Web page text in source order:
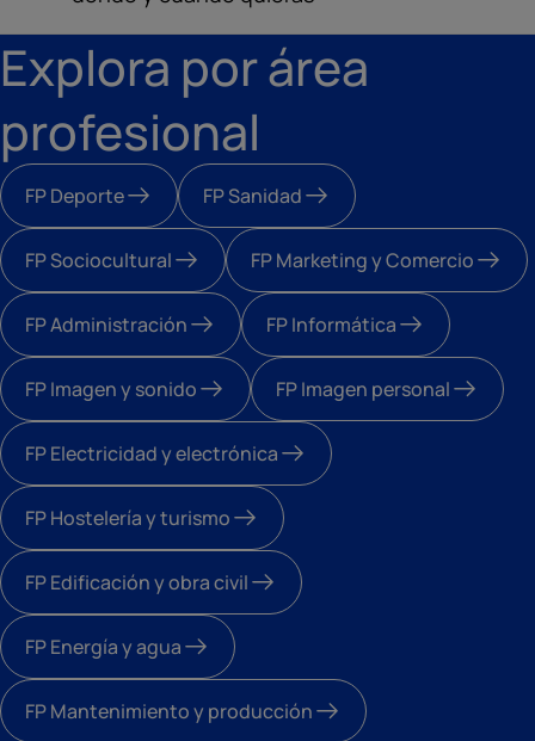
Explora por área
profesional
FP Deporte FP Sanidad
FP Sociocultural FP Marketing y Comercio
FP Administración FP Informática
FP Imagen y sonido FP Imagen personal
FP Electricidad y electrónica
FP Hostelería y turismo
FP Edificación y obra civil
FP Energía y agua
FP Mantenimiento y producción